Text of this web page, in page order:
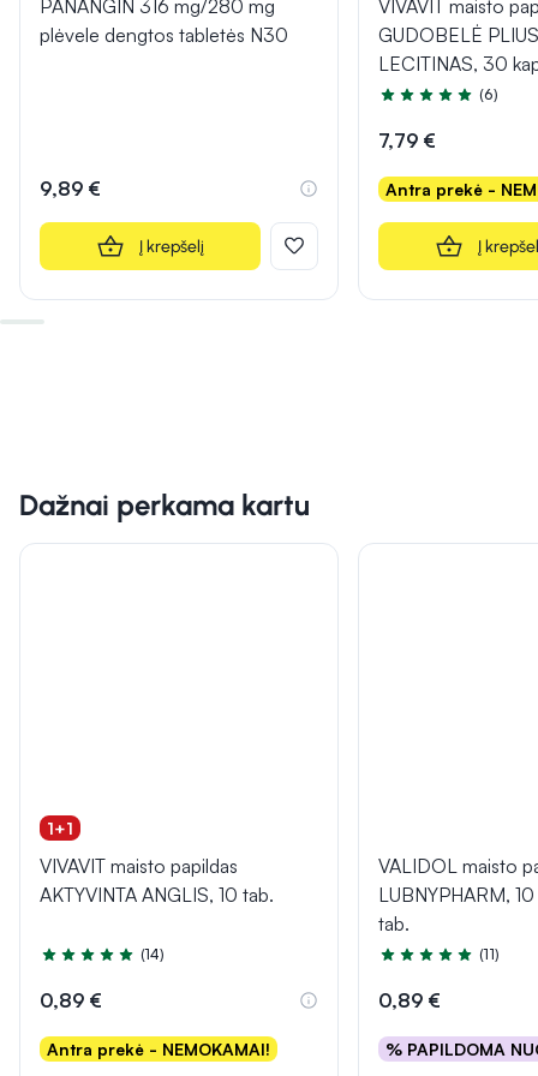
PANANGIN 316 mg/280 mg
plėvele dengtos tabletės N30
9,89 €
Į krepšelį
VIVAVIT maisto
GUDOBELĖ
LECITINAS, 30
Įvertinimas 4.5 iš 5
(6)
7,79 €
Antra prekė -
Į
Dažnai perkama kartu
1+1
VIVAVIT maisto papildas
AKTYVINTA ANGLIS, 10 tab.
Įvertinimas 5.0 iš 5
(14)
0,89 €
Antra prekė - NEMOKAMAI!
VALIDOL maisto
LUBNYPHARM,
tab.
Įvertinimas 5.0 iš 5
(11)
0,89 €
% PAPILDOMA